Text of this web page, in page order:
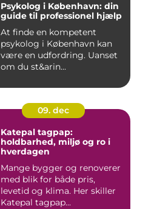
Psykolog i København: din
guide til professionel hjælp
At finde en kompetent
psykolog i København kan
være en udfordring. Uanset
om du st&arin...
09. dec
Katepal tagpap:
holdbarhed, miljø og ro i
hverdagen
Mange bygger og renoverer
med blik for både pris,
levetid og klima. Her skiller
Katepal tagpap...